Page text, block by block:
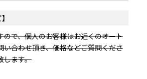
ので、個人のお客様はお近くのオート
い合わせ頂き、価格などご質問くださ
します。